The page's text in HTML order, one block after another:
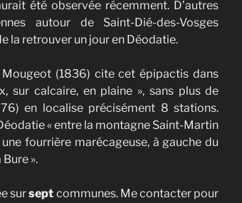
été observée récemment. D’autres
autour de Saint-Dié-des-Vosges
la retrouver un jour en Déodatie.
(1836) cite cet épipactis dans
sur calcaire, en plaine », sans plus de
en localise précisément 8 stations.
« entre la montagne Saint-Martin
fourrière marécageuse, à gauche du
».
sursept communes. Me contacter pour